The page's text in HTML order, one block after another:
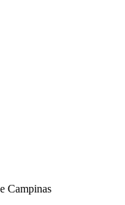
Campinas